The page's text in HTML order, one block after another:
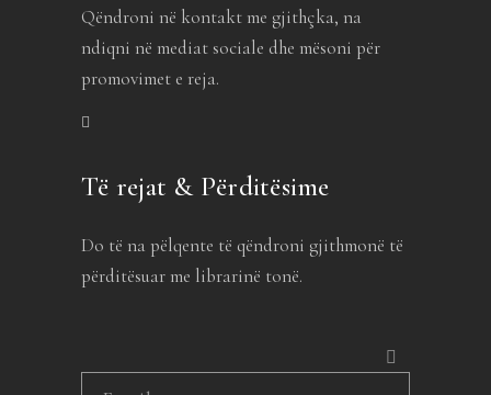
Qëndroni në kontakt me gjithçka, na
ndiqni në mediat sociale dhe mësoni për
promovimet e reja.
Të rejat & Përditësime
Do të na pëlqente të qëndroni gjithmonë të
përditësuar me librarinë tonë.